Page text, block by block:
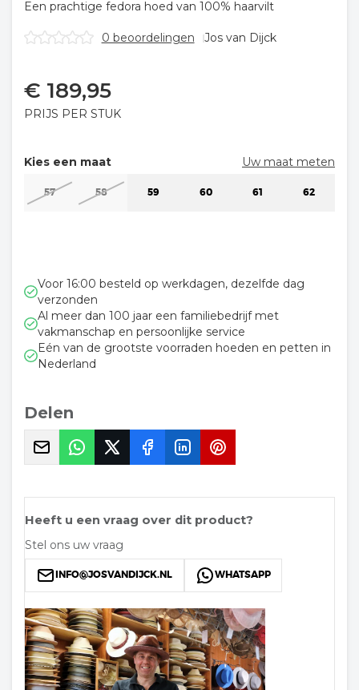
Een prachtige fedora hoed van 100% haarvilt
0 beoordelingen Jos van Dijck
€ 189,95
PRIJS PER STUK
Kies een maat Uw maat meten
57 58 59 60 61 62
Voor 16:00 besteld op werkdagen, dezelfde dag
verzonden
Al meer dan 100 jaar een familiebedrijf met
vakmanschap en persoonlijke service
Eén van de grootste voorraden hoeden en petten in
Nederland
Delen
Heeft u een vraag over dit product?
Stel ons uw vraag
INFO@JOSVANDIJCK.NL WHATSAPP